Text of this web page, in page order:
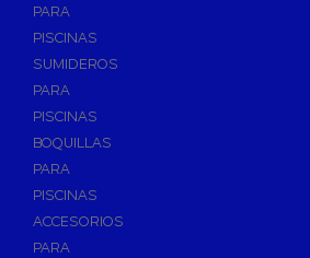
PARA
PISCINAS
SUMIDEROS
PARA
PISCINAS
BOQUILLAS
PARA
PISCINAS
ACCESORIOS
PARA